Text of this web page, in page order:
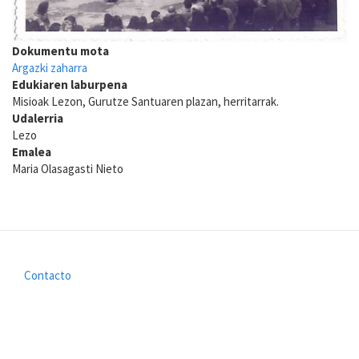
Dokumentu mota
Argazki zaharra
Edukiaren laburpena
Misioak Lezon, Gurutze Santuaren plazan, herritarrak.
Udalerria
Lezo
Emalea
Maria Olasagasti Nieto
Footer
Contacto